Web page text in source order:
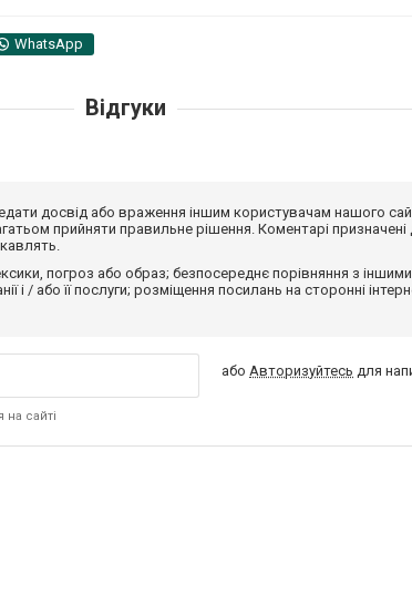
WhatsApp
Відгуки
досвід або враження іншим користувачам нашого
прийняти правильне рішення. Коментарі призначені
погроз або образ; безпосереднє порівняння з
і / або її послуги; розміщення посилань на сторонні
сайті
абоАвторизуйтесь для